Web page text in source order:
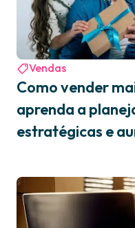
Vendas
Como vender
aprenda a
estratégicas e